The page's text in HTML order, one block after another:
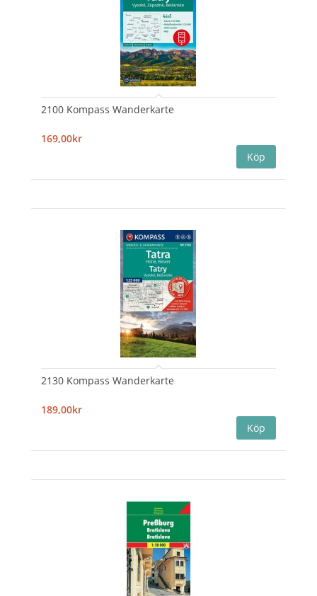
2100 Kompass Wanderkarte
169,00kr
2130 Kompass Wanderkarte
189,00kr